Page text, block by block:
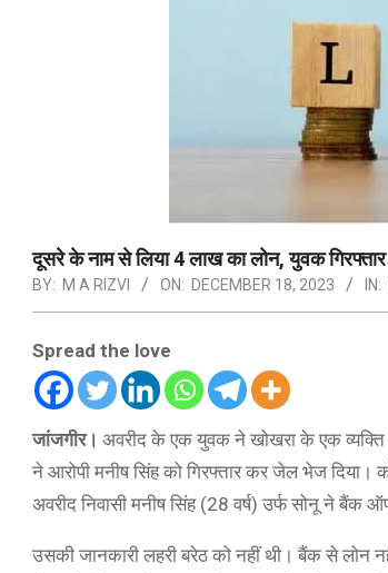
दूसरे के नाम से लिया 4 लाख का लोन, युवक गिरफ्तार
BY: M A RIZVI ON: DECEMBER 18, 2023 IN:
Spread the love
जांजगीर। अवरीद के एक युवक ने खोखरा के एक
ने आरोपी मनीष सिंह को गिरफ्तार कर जेल भेज दिया।
अवरीद निवासी मनीष सिंह (28 वर्ष) उर्फ सोनू ने बैंक
उसकी जानकारी लहरी बरेठ को नहीं थी। बैंक से लोन